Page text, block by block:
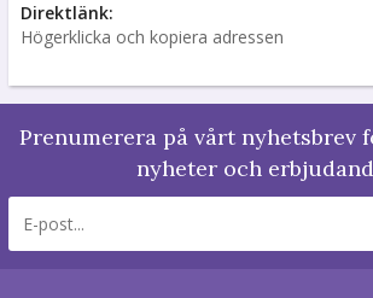
Direktlänk:
Högerklicka och kopiera adressen
Prenumerera på vårt nyhetsbrev
nyheter och